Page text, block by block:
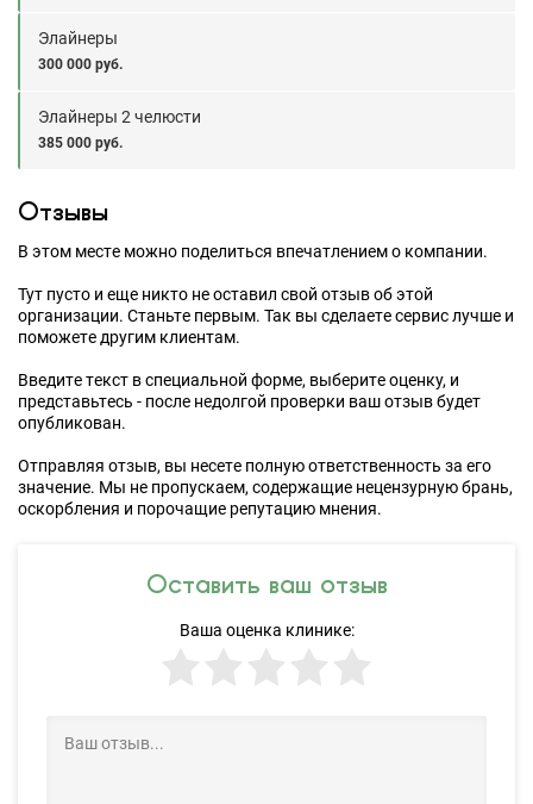
Элайнеры
300 000 руб.
Элайнеры 2 челюсти
385 000 руб.
Отзывы
В этом месте можно поделиться впечатлением о компании.
Тут пусто и еще никто не оставил свой отзыв об этой
организации. Станьте первым. Так вы сделаете сервис лучше и
поможете другим клиентам.
Введите текст в специальной форме, выберите оценку, и
представьтесь - после недолгой проверки ваш отзыв будет
опубликован.
Отправляя отзыв, вы несете полную ответственность за его
значение. Мы не пропускаем, содержащие нецензурную брань,
оскорбления и порочащие репутацию мнения.
Оставить ваш отзыв
Ваша оценка клинике: